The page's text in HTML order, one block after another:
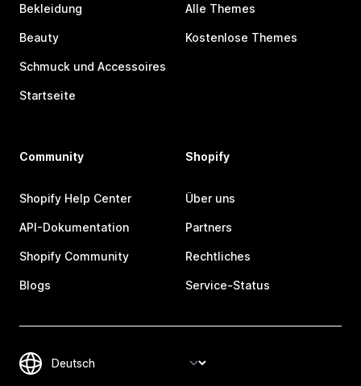
Bekleidung
Beauty
Schmuck und Accessoires
Startseite
Alle Themes
Kostenlose Themes
Community
Shopify Help Center
API-Dokumentation
Shopify Community
Blogs
Shopify
Über uns
Partners
Rechtliches
Service-Status